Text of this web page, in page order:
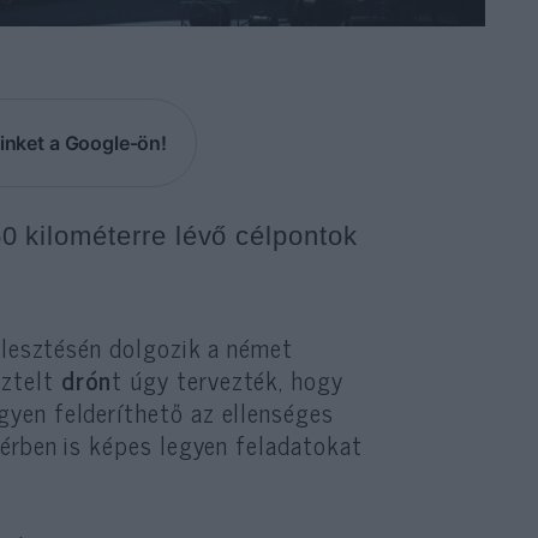
a Google-ön!
kilométerre lévő célpontok
dolgozik a német
drónt úgy tervezték, hogy
felderíthető az ellenséges
is képes legyen feladatokat